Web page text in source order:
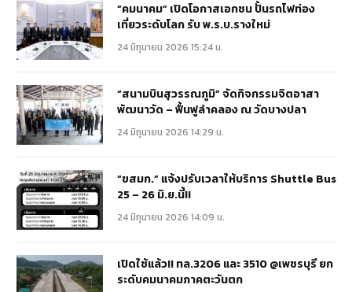
“คมนาคม” เปิดโอกาสเอกชน ปั้นรถไฟท่อง
เที่ยวระดับโลก รับ พ.ร.บ.รางใหม่
24 มิถุนายน 2026 15:24 น.
“สนามบินสุวรรณภูมิ” จัดกิจกรรมจิตอาสา
พัฒนาวัด – ฟื้นฟูลำคลอง ณ วัดบางปลา
24 มิถุนายน 2026 14:29 น.
“ขสมก.” แจ้งปรับเวลาให้บริการ Shuttle Bus
25 – 26 มิ.ย.นี้!!
24 มิถุนายน 2026 14:09 น.
เปิดใช้แล้ว!! ทล.3206 และ 3510 @เพชรบุรี ยก
ระดับคมนาคมภาคตะวันตก